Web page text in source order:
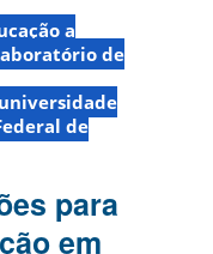
a
de
universidade
de
para
em